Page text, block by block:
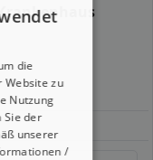
die
Website zu
Nutzung
Sie der
unserer
/